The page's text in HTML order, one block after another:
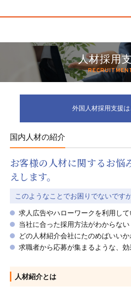
人材採用
外国人材採用支援は
国内人材の紹介
お客様の人材に関するお悩
えします。
このようなことでお困りでないです
求人広告やハローワークを利用し
当社に合った採用方法がわからない
どの人材紹介会社にたのめばいい
求職者から応募が集まるような、
人材紹介とは